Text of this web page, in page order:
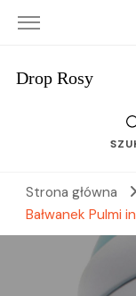
Drop Rosy
Strona główna
Bałwanek Pulmi